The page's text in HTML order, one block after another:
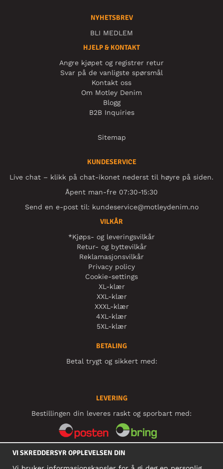
NYHETSBREV
BLI MEDLEM
HJELP & KONTAKT
Angre kjøpet og registrer retur
Svar på de vanligste spørsmål
Kontakt oss
Om Motley Denim
Blogg
B2B Inquiries
Sitemap
KUNDESERVICE
Live chat – klikk på chat-ikonet nederst til høyre på siden.
Åpent man-fre 07:30-15:30
Send en e-post til: kundeservice@motleydenim.no
VILKÅR
*Kjøps- og leveringsvilkår
Retur- og byttevilkår
Reklamasjonsvilkår
Privacy policy
Cookie-settings
XL-klær
XXL-klær
XXXL-klær
4XL-klær
5XL-klær
BETALING
Betal trygt og sikkert med:
LEVERING
Bestillingen din leveres raskt og sporbart med:
SOSIALE MEDIER
VI SKREDDERSYR OPPLEVELSEN DIN